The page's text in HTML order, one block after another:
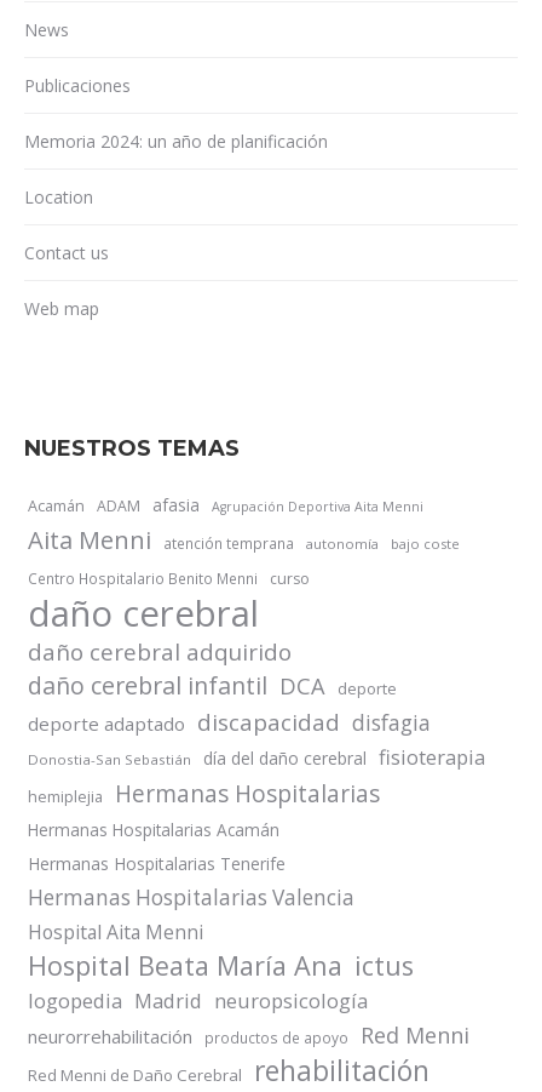
News
Publicaciones
Memoria 2024: un año de planificación
Location
Contact us
Web map
NUESTROS TEMAS
Acamán ADAM afasia Agrupación Deportiva Aita Menni
Aita Menni atención temprana autonomía bajo coste
Centro Hospitalario Benito Menni curso
daño cerebral
daño cerebral adquirido
daño cerebral infantil DCA deporte
deporte adaptado discapacidad disfagia
Donostia-San Sebastián día del daño cerebral fisioterapia
hemiplejia Hermanas Hospitalarias
Hermanas Hospitalarias Acamán
Hermanas Hospitalarias Tenerife
Hermanas Hospitalarias Valencia
Hospital Aita Menni
Hospital Beata María Ana ictus
logopedia Madrid neuropsicología
neurorrehabilitación productos de apoyo Red Menni
Red Menni de Daño Cerebral rehabilitación